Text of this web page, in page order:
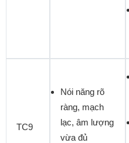
TC9
Nói năng rõ
ràng, mạch
lạc, âm lượng
vừa đủ